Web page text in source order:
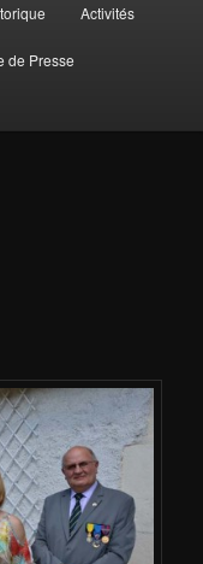
Activités
de Presse